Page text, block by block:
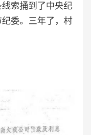
索捅到了中央纪
委。三年了，村